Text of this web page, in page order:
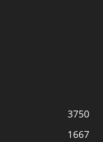
3750
1667